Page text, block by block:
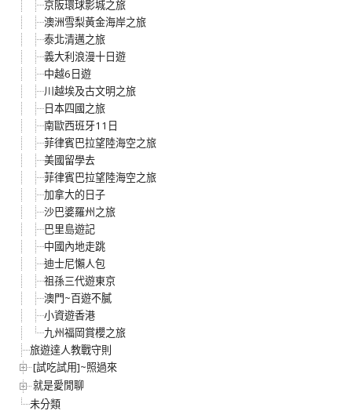
京阪環球影城之旅
澳洲雪梨黃金海岸之旅
泰北清邁之旅
義大利浪漫十日遊
中越6日遊
川越埃及古文明之旅
日本四國之旅
南歐西班牙11日
菲律賓巴拉望陸海空之旅
美國留學去
菲律賓巴拉望陸海空之旅
加拿大的日子
沙巴婆羅州之旅
巴里島遊記
中國內地走跳
迪士尼懶人包
祖孫三代遊東京
澳門~百遊不膩
小資遊香港
九州福岡賞櫻之旅
旅遊達人教戰守則
[試吃試用]~照過來
就是愛閒聊
未分類